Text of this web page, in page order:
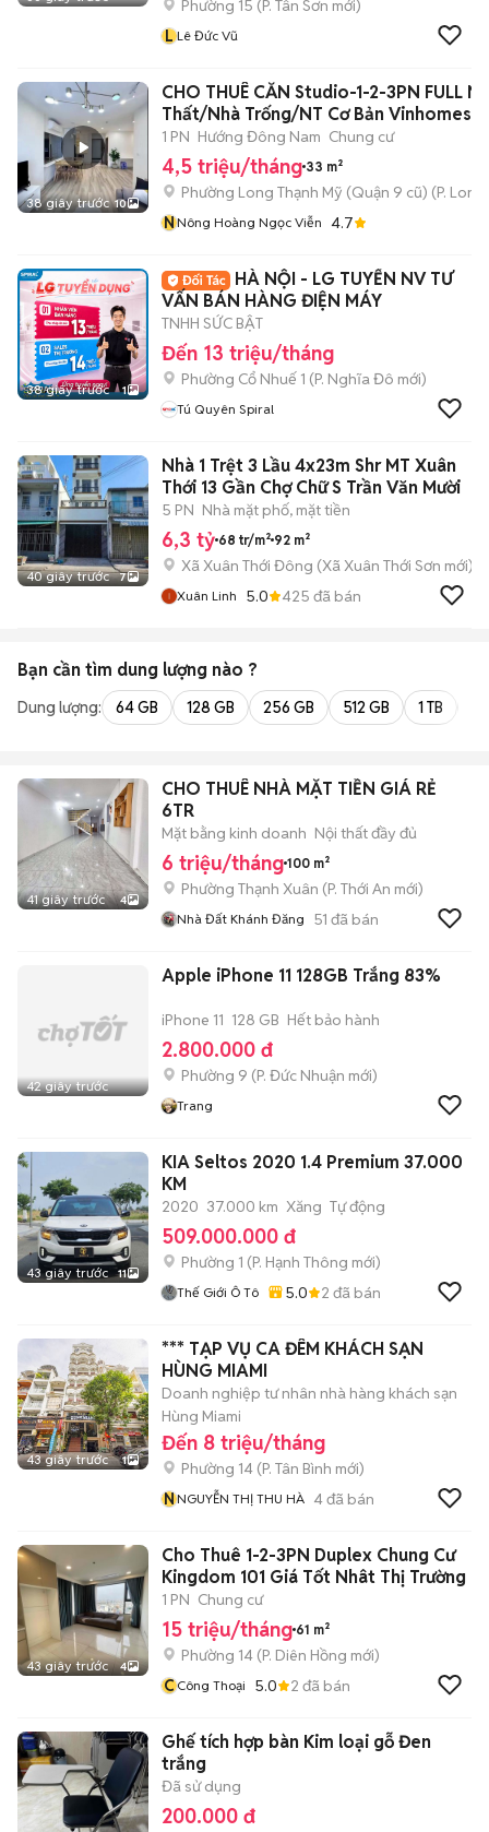
Phường 15 (P. Tân Sơn mới)
L Lê Đức Vũ
38 giây trước 10
CHO THUÊ CĂN Studio-1-2-3PN FULL
Thất/Nhà Trống/NT Cơ Bản Vinhomes
1 PN Hướng Đông Nam Chung cư
4,5 triệu/tháng 33 m²
Phường Long Thạnh Mỹ (Quận 9 cũ) (P.
NNông Hoàng Ngọc Viễn 4.7
38 giây trước 1
HÀ NỘI - LG TUYỂN NV TƯ
VẤN BÁN HÀNG ĐIỆN MÁY
TNHH SỨC BẬT
Đến 13 triệu/tháng
Phường Cổ Nhuế 1 (P. Nghĩa Đô mới)
Tú Quyên Spiral
40 giây trước 7
Nhà 1 Trệt 3 Lầu 4x23m Shr MT Xuân
Thới 13 Gần Chợ Chữ S Trần Văn Mười
5 PN Nhà mặt phố, mặt tiền
6,3 tỷ 68 tr/m² 92 m²
Xã Xuân Thới Đông (Xã Xuân Thới Sơn mới)
Xuân Linh 5.0 425 đã bán
Bạn cần tìm dung lượng nào ?
Dung lượng: 64 GB 128 GB 256 GB 512 GB 1 TB
41 giây trước 4
CHO THUÊ NHÀ MẶT TIỀN GIÁ RẺ
6TR
Mặt bằng kinh doanh Nội thất đầy đủ
6 triệu/tháng 100 m²
Phường Thạnh Xuân (P. Thới An mới)
Nhà Đất Khánh Đăng 51 đã bán
42 giây trước
Apple iPhone 11 128GB Trắng 83%
iPhone 11 128 GB Hết bảo hành
2.800.000 đ
Phường 9 (P. Đức Nhuận mới)
Trang
43 giây trước 11
KIA Seltos 2020 1.4 Premium 37.000
KM
2020 37.000 km Xăng Tự động
509.000.000 đ
Phường 1 (P. Hạnh Thông mới)
Thế Giới Ô Tô 5.0 2 đã bán
43 giây trước 1
*** TẠP VỤ CA ĐÊM KHÁCH SẠN
HÙNG MIAMI
Doanh nghiệp tư nhân nhà hàng khách sạn
Hùng Miami
Đến 8 triệu/tháng
Phường 14 (P. Tân Bình mới)
NNGUYỄN THỊ THU HÀ 4đã bán
43 giây trước 4
Cho Thuê 1-2-3PN Duplex Chung Cư
Kingdom 101 Giá Tốt Nhât Thị Trường
1 PN Chung cư
15 triệu/tháng 61 m²
Phường 14 (P. Diên Hồng mới)
CCông Thoại 5.0 2 đã bán
Ghế tích hợp bàn Kim loại gỗ Đen
trắng
Đã sử dụng
200.000 đ